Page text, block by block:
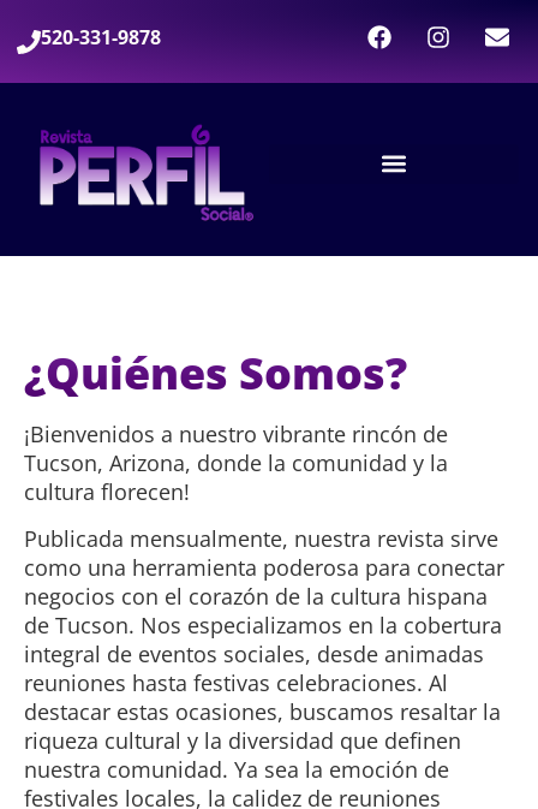
520-331-9878
¿Quiénes Somos?
¡Bienvenidos a nuestro vibrante rincón de
Tucson, Arizona, donde la comunidad y la
cultura florecen!
Publicada mensualmente, nuestra revista sirve
como una herramienta poderosa para conectar
negocios con el corazón de la cultura hispana
de Tucson. Nos especializamos en la cobertura
integral de eventos sociales, desde animadas
reuniones hasta festivas celebraciones. Al
destacar estas ocasiones, buscamos resaltar la
riqueza cultural y la diversidad que definen
nuestra comunidad. Ya sea la emoción de
festivales locales, la calidez de reuniones